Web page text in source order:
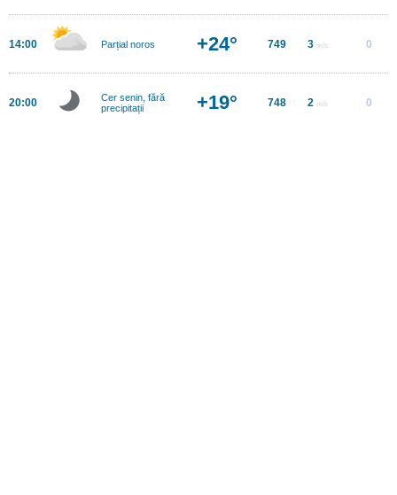
14:00 Parțial noros +24° 749 3 m/s 0
20:00
Cer senin, fără
precipitații
+19° 748 2 m/s 0